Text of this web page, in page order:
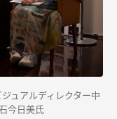
ュアルディレクター中
今日美氏